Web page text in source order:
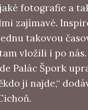
fotografie a
zajímavé.
takovou
vložili i po nás.
Palác Špork
ji najde,“